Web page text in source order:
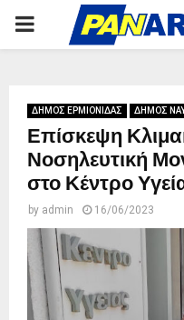
PRIMARY
ΔΗΜΟΣ ΕΡΜΙΟΝΙΔΑΣ ΔΗΜΟΣ
Επίσκεψη
Νοσηλευτική
στο Κέντρο
by admin 16/06/2023